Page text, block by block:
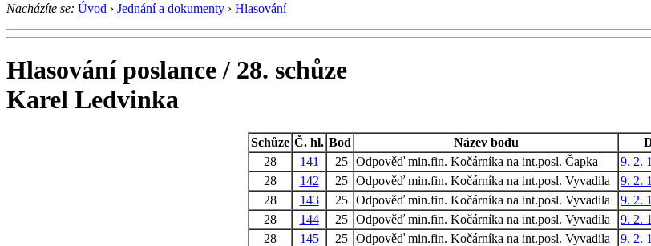
Nacházíte se: Úvod › Jednání a dokumenty › Hlasování
Hlasování poslance / 28. schůze
Karel Ledvinka
Schůze Č. hl. Bod Název bodu
28
141 25 Odpověď min.fin. Kočárníka na int.posl. Čapka 9. 2.
28
142 25 Odpověď min.fin. Kočárníka na int.posl. Vyvadila 9. 2.
28
143 25 Odpověď min.fin. Kočárníka na int.posl. Vyvadila 9. 2.
28
144 25 Odpověď min.fin. Kočárníka na int.posl. Vyvadila 9. 2.
28
145 25 Odpověď min.fin. Kočárníka na int.posl. Vyvadila 9. 2.